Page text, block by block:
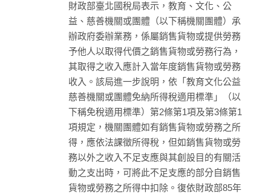
財政部臺北國稅局表示，教育、文化、公
益、慈善機關或團體（以下稱機關團體）承
辦政府委辦業務，係屬銷售貨物或提供勞務
予他人以取得代價之銷售貨物或勞務行為，
其取得之收入應計入當年度銷售貨物或勞務
收入。該局進一步說明，依「教育文化公益
慈善機關或團體免納所得稅適用標準」（以
下稱免稅適用標準）第2條第1項及第3條第1
項規定，機關團體如有銷售貨物或勞務之所
得，應依法課徵所得稅，但如銷售貨物或勞
務以外之收入不足支應與其創設目的有關活
動之支出時，可將此不足支應的部分自銷售
貨物或勞務之所得中扣除。復依財政部85年